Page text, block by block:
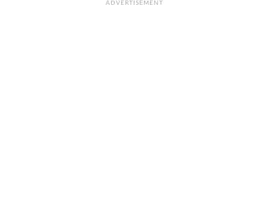
ADVERTISEMENT